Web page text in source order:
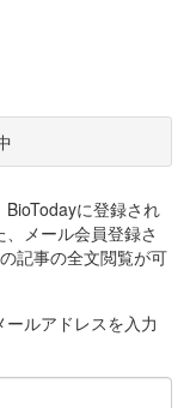
に登録され
メール会員登録さ
記事の全文閲覧が可
ルアドレスを入力